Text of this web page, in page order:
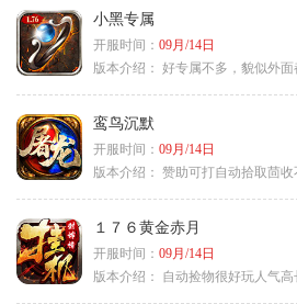
小黑专属
开服时间： 09月/14日
版本介绍： 好专属不多，貌似外面
鸾鸟沉默
开服时间： 09月/14日
版本介绍： 赞助可打自动拾取茴收不
１７６黄金赤月
开服时间： 09月/14日
版本介绍：
自动捡物很好玩人气高